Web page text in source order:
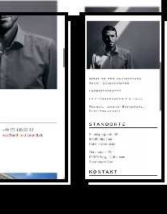
Mitglied der